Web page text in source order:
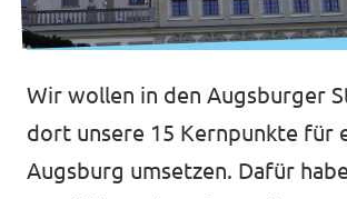
Wir wollen in den Augsburger
dort unsere 15 Kernpunkte für
Augsburg umsetzen. Dafür